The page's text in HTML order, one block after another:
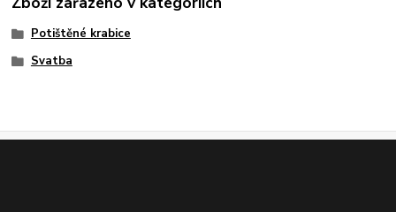
Potištěné krabice
Svatba